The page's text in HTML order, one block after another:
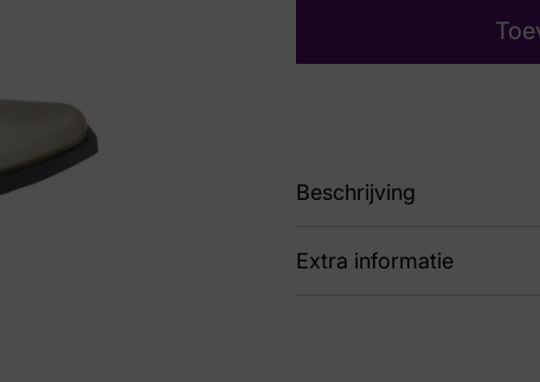
Beschrijving
4759-100 BOTA PLATINO
Extra informatie